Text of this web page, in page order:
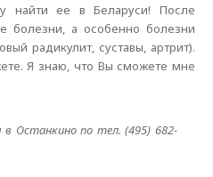
найти ее в Беларуси! После
болезни, а особенно болезни
радикулит, суставы, артрит).
Я знаю, что Вы сможете мне
Останкино по тел. (495) 682-